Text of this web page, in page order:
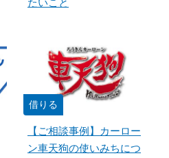
たいこと
借りる
【ご相談事例】カーロー
ン車天狗の使いみちにつ